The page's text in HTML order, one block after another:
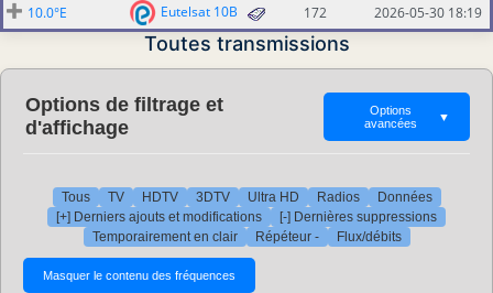
10.0°E
Eutelsat 10B 172 2026-05-30 18:19
Toutes transmissions
Options de filtrage et
d'affichage
Options
avancées
▼
Tous TV HDTV 3DTV Ultra HD Radios
Données
[+] Derniers ajouts et modifications
[-] Dernières suppressions
Temporairement en clair
Répéteur - Flux/débits